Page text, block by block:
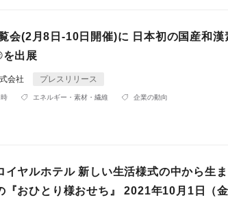
会(2月8日-10日開催)に 日本初の国産和漢
出展
会社 プレスリリース
エネルギー・素材・繊維 企業の動向
イヤルホテル 新しい生活様式の中から生
『おひとり様おせち』 2021年10月1日（